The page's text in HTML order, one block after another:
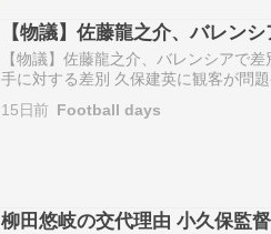
【物議】佐藤龍之介、バレン
【物議】佐藤龍之介、バレンシアで
手に対する差別 久保建英に観客が問
#佐藤龍之介 #FC東京https://t.co/
15日前 Football days
柳田悠岐の交代理由 小久保監